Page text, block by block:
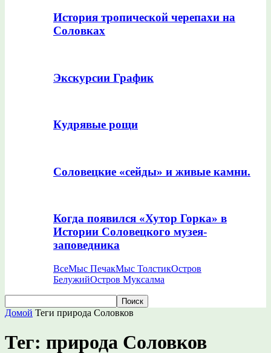
История тропической черепахи на
Соловках
Экскурсии График
Кудрявые рощи
Соловецкие «сейды» и живые камни.
Когда появился «Хутор Горка» в
Истории Соловецкого музея-
заповедника
ВсеМыс ПечакМыс ТолстикОстров
БелужийОстров Муксалма
Домой Теги природа Соловков
Тег: природа Соловков